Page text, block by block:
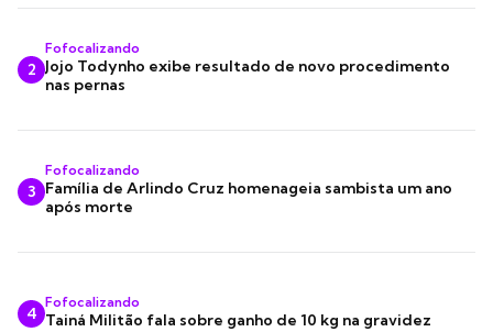
2
Fofocalizando
Jojo Todynho exibe resultado de novo procedimento
nas pernas
3
Fofocalizando
Família de Arlindo Cruz homenageia sambista um ano
após morte
4
Fofocalizando
Tainá Militão fala sobre ganho de 10 kg na gravidez